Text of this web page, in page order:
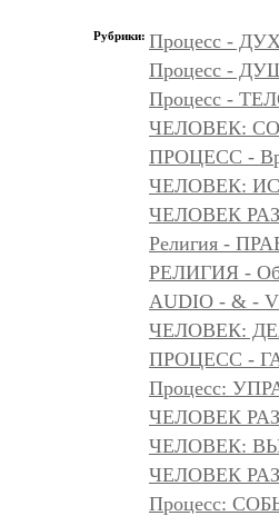
Рубрики: Процесс -
Процесс -
Процесс -
ЧЕЛОВЕК:
ПРОЦЕСС -
ЧЕЛОВЕК:
ЧЕЛОВЕК
Религия -
РЕЛИГИЯ -
AUDIO - & -
ЧЕЛОВЕК:
ПРОЦЕСС -
Процесс:
ЧЕЛОВЕК
ЧЕЛОВЕК:
ЧЕЛОВЕК
Процесс: